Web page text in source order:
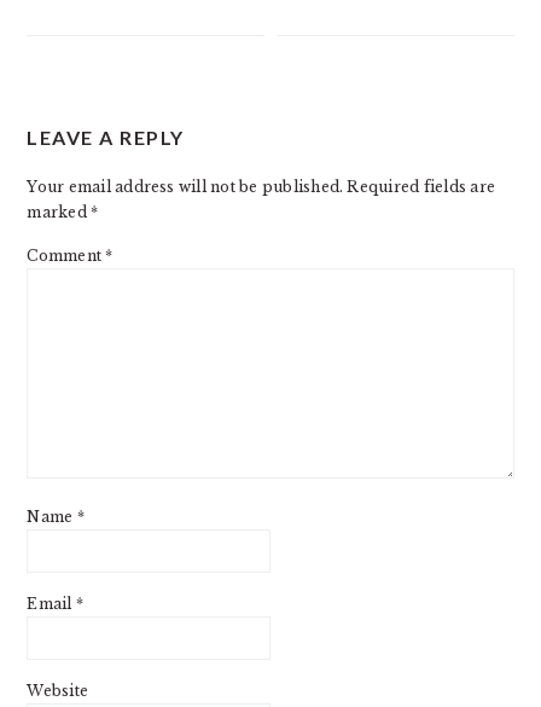
INTERACTIONS
LEAVE A REPLY
Your email address will not be published. Required fields are
marked*
Comment*
Name *
Email *
Website